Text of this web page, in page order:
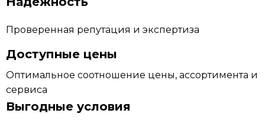
Проверенная репутация и экспертиза
Доступные цены
Оптимальное соотношение цены, ассортимента и
сервиса
Выгодные условия